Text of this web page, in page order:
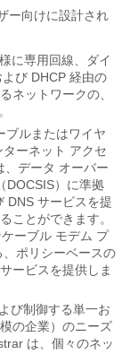
ー向けに設計され
に専用回線、ダイ
び DHCP 経由の
ネットワークの、
ブルまたはワイヤ
ーネット アクセ
、データ オーバー
DOCSIS）に準拠
DNS サービスを提
ことができます。
ーブル モデム プ
ポリシーベースの
ービスを提供しま
び制御する単一お
の企業）のニーズ
は、個々のネッ